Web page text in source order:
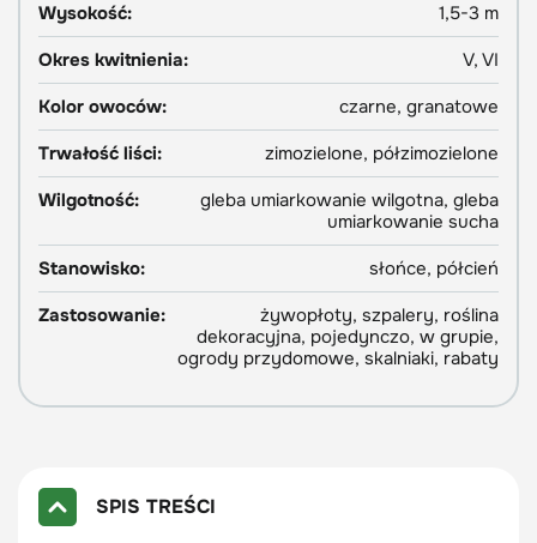
Wysokość:
1,5-3 m
Okres kwitnienia:
V, VI
Kolor owoców:
czarne, granatowe
Trwałość liści:
zimozielone, półzimozielone
Wilgotność:
gleba umiarkowanie wilgotna, gleba
umiarkowanie sucha
Stanowisko:
słońce, półcień
Zastosowanie:
żywopłoty, szpalery, roślina
dekoracyjna, pojedynczo, w grupie,
ogrody przydomowe, skalniaki, rabaty
SPIS TREŚCI